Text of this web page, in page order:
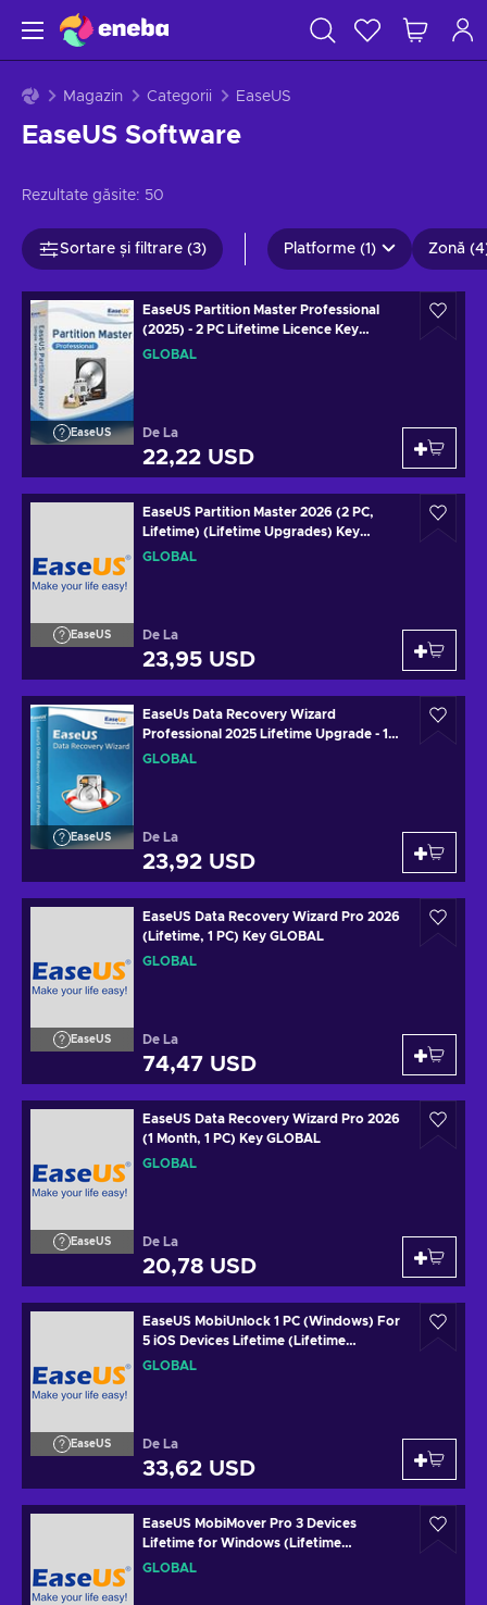
Magazin Categorii EaseUS
EaseUS Software
Rezultate găsite: 50
Sortare și filtrare (3) Platforme (1) Zonă
EaseUS
EaseUS Partition Master Professional
(2025) - 2 PC Lifetime Licence Key
GLOBAL
GLOBAL
De La
22,22 USD
EaseUS
EaseUS Partition Master 2026 (2 PC,
Lifetime) (Lifetime Upgrades) Key
GLOBAL
GLOBAL
De La
23,95 USD
EaseUS
EaseUs Data Recovery Wizard
Professional 2025 Lifetime Upgrade - 1
Device 1 Month Key GLOBAL
GLOBAL
De La
23,92 USD
EaseUS
EaseUS Data Recovery Wizard Pro 2026
(Lifetime, 1 PC) Key GLOBAL
GLOBAL
De La
74,47 USD
EaseUS
EaseUS Data Recovery Wizard Pro 2026
(1 Month, 1 PC) Key GLOBAL
GLOBAL
De La
20,78 USD
EaseUS
EaseUS MobiUnlock 1 PC (Windows) For
5 iOS Devices Lifetime (Lifetime
Upgrades) Key GLOBAL
GLOBAL
De La
33,62 USD
EaseUS MobiMover Pro 3 Devices
Lifetime for Windows (Lifetime
Upgrades) Key GLOBAL
GLOBAL